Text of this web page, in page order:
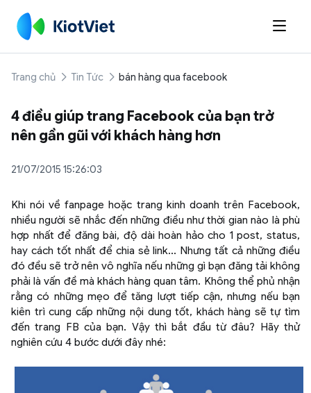

Trang chủ Tin Tức bán hàng qua facebook
4 điều giúp trang Facebook của bạn trở
nên gần gũi với khách hàng hơn
21/07/2015 15:26:03
Khi nói về fanpage hoặc trang kinh doanh trên Facebook,
nhiều người sẽ nhắc đến những điều như thời gian nào là phù
hợp nhất để đăng bài, độ dài hoàn hảo cho 1 post, status,
hay cách tốt nhất để chia sẻ link... Nhưng tất cả những điều
đó đều sẽ trở nên vô nghĩa nếu những gì bạn đăng tải không
phải là vấn đề mà khách hàng quan tâm. Không thể phủ nhận
rằng có những mẹo để tăng lượt tiếp cận, nhưng nếu bạn
kiên trì cung cấp những nội dung tốt, khách hàng sẽ tự tìm
đến trang FB của bạn. Vậy thì bắt đầu từ đâu? Hãy thử
nghiên cứu 4 bước dưới đây nhé: